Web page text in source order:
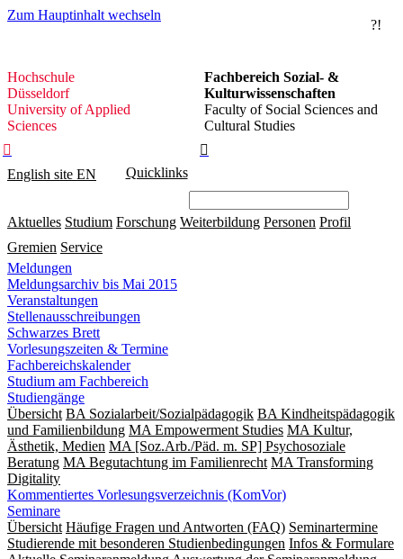
Zum Hauptinhalt wechseln
?!
Hochschule
Düsseldorf
Hochschule
Düsseldorf
University of Applied
Sciences
Fachbereich Sozial- &
Kulturwissenschaften
Faculty of Social Sciences and
Cultural Studies


English site EN Quicklinks
Aktuelles Studium Forschung Weiterbildung Personen Profil
Gremien Service
Meldungen
Meldungsarchiv bis Mai 2015
Veranstaltungen
Stellenausschreibungen
Schwarzes Brett
Vorlesungszeiten & Termine
Fachbereichskalender
Studium am Fachbereich
Studiengänge
Übersicht BA Sozialarbeit/Sozialpädagogik BA Kindheitspädagogik
und Familienbildung MA Empowerment Studies MA Kultur,
Ästhetik, Medien MA [Soz.Arb./Päd. m. SP] Psychosoziale
Beratung MA Begut­ach­tung im Fami­lien­recht MA Transforming
Digitality
Kommentiertes Vorlesungsverzeichnis (KomVor)
Seminare
Übersicht Häufige Fragen und Antworten (FAQ) Seminartermine
Studierende mit besonderen Studienbedingungen Infos & Formulare